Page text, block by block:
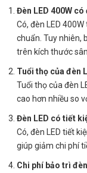
Đèn LED 400W
Có, đèn LED
chuẩn. Tuy nhiên,
trên kích thước
Tuổi thọ của đèn
Tuổi thọ của đèn
cao hơn nhiều so
Đèn LED có tiết
Có, đèn LED tiết
giúp giảm chi phí
Chi phí bảo trì